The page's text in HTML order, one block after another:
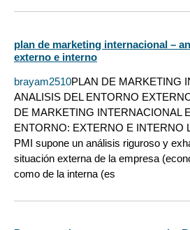
plan de marketing internacional –
externo e interno
brayam2510PLAN DE MARKETING
ANALISIS DEL ENTORNO
DE MARKETING INTERNACIONAL
ENTORNO: EXTERNO E INTERNO
PMI supone un análisis riguroso y
situación externa de la empresa
como de la interna (es